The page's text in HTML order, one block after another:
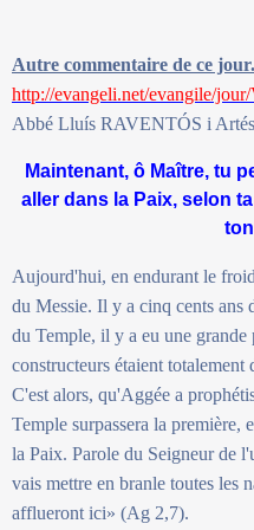
Autre commentaire de ce jour.
http://evangeli.net/evangile/
Abbé Lluís RAVENTÓS i Artés
Maintenant, ô Maître, tu
aller dans la Paix, selon
Aujourd'hui, en endurant le
du Messie. Il y a cinq cents ans
du Temple, il y a eu une grande
constructeurs étaient totalement
C'est alors, qu'Aggée a
Temple surpassera la première,
la Paix. Parole du Seigneur de
vais mettre en branle toutes les
afflueront ici» (Ag 2,7).